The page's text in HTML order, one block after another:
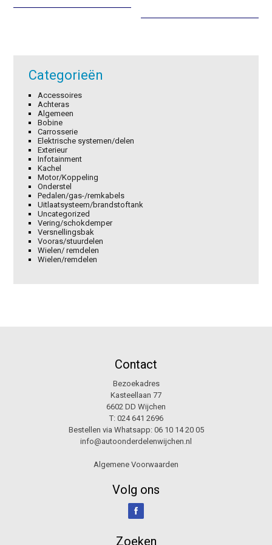
was:
is:
€0,87. €0,61.
Categorieën
Accessoires
Achteras
Algemeen
Bobine
Carrosserie
Elektrische systemen/delen
Exterieur
Infotainment
Kachel
Motor/Koppeling
Onderstel
Pedalen/gas-/remkabels
Uitlaatsysteem/brandstoftank
Uncategorized
Vering/schokdemper
Versnellingsbak
Vooras/stuurdelen
Wielen/ remdelen
Wielen/remdelen
Contact
Bezoekadres
Kasteellaan 77
6602 DD Wijchen
T: 024 641 2696
Bestellen via Whatsapp: 06 10 14 20 05
info@autoonderdelenwijchen.nl
Algemene Voorwaarden
Volg ons
Zoeken